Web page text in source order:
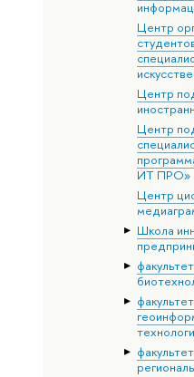
Центр
Центр
Центр
ИТ ПРО»
Центр
Школа